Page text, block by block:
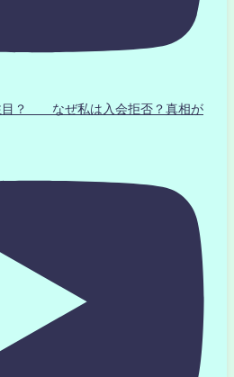
目？ なぜ私は入会拒否？真相が